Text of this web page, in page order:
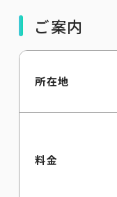
ご案内
所在地
料金